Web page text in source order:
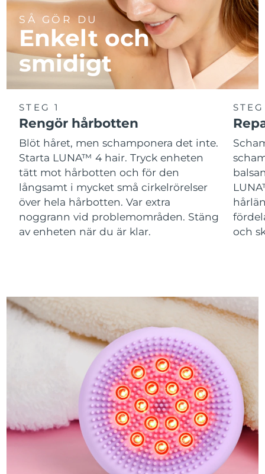
SÅ GÖR DU
Enkelt och
smidigt
STEG 1
Rengör hårbotten
Blöt håret, men schamponera det inte.
Starta LUNA™ 4 hair. Tryck enheten
tätt mot hårbotten och för den
långsamt i mycket små cirkelrörelser
över hela hårbotten. Var extra
noggrann vid problemområden. Stäng
av enheten när du är klar.
och